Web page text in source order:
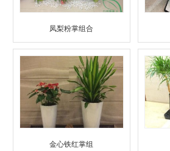
凤梨粉掌组合
金心铁红掌组